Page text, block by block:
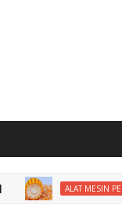
ALAT MESIN PENEPUNG